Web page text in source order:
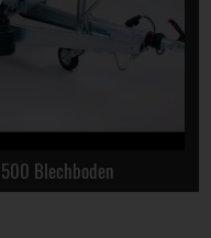
Blechboden